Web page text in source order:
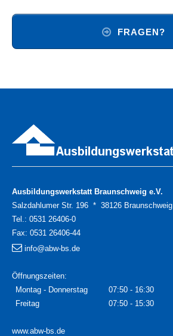
FRAGEN?
Ausbildungswerkstatt Braunschweig e.V.
Salzdahlumer Str. 196 * 38126 Braunschweig
Tel.: 0531 26406-0
Fax: 0531 26406-44
info@abw-bs.de
Öffnungszeiten:
Montag - Donnerstag
07:50 - 16:30
Freitag
07:50 - 15:30
www.abw-bs.de